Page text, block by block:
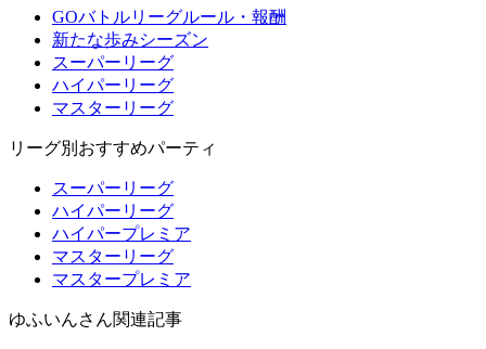
GOバトルリーグルール・報酬
新たな歩みシーズン
スーパーリーグ
ハイパーリーグ
マスターリーグ
リーグ別おすすめパーティ
スーパーリーグ
ハイパーリーグ
ハイパープレミア
マスターリーグ
マスタープレミア
ゆふいんさん関連記事